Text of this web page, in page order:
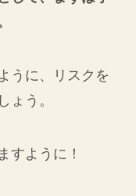
うに、リスクを
ょう。
すように！